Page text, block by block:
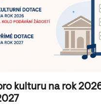
kulturu na rok